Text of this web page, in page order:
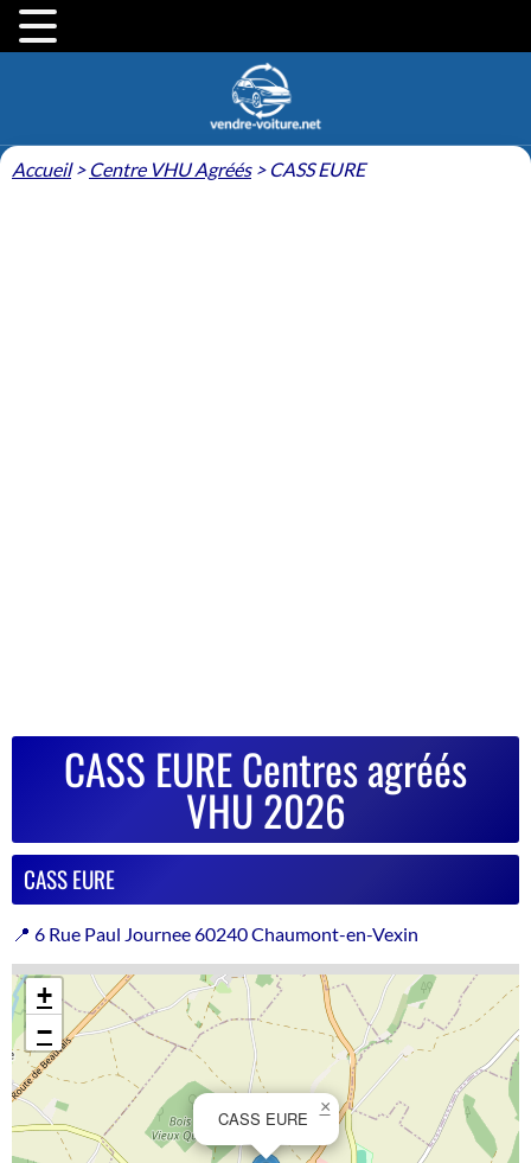
Accueil> Centre VHU Agréés> CASS EURE
CASS EURE Centres agréés
VHU 2026
CASS EURE
📍 6 Rue Paul Journee 60240 Chaumont-en-Vexin
CASS EURE
×
+
−